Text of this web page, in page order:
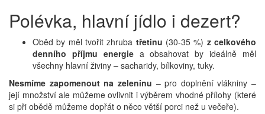
Polévka, hlavní jídlo i dezert?
Oběd by měl tvořit zhruba třetinu (30-35 %) z celkového
denního příjmu energiea obsahovat by ideálně měl
všechny hlavní živiny – sacharidy, bílkoviny, tuky.
Nesmíme zapomenout na zeleninu – pro doplnění vlákniny –
její množství ale můžeme ovlivnit i výběrem vhodné přílohy (které
si při obědě můžeme dopřát o něco větší porci než u večeře).